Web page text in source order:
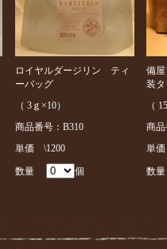
ロイヤルダージリン ティ
ーバッグ
（ 3ｇ×10）
商品番号：B310
単価 \1200
数量 個
備
装
（
商
単
数